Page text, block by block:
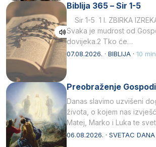
Biblija 365 – Sir 1-5
Sir 1-5 1 I. ZBIRKA
Svaka je mudrost od
dovijeka.2 Tko će…
07.08.2026. · BIBLIJA · 10
Preobraženje
Danas slavimo uzvišeni
života, o kojem nas
Matej, Marko i Luka te
drugoj…
06.08.2026. · SVETAC DANA